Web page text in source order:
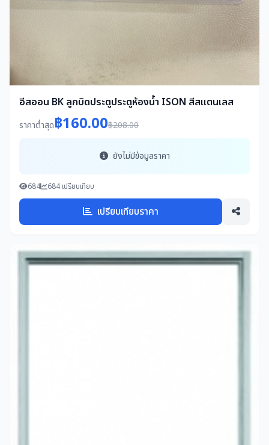
อีสออน BK ลูกบิดประตูประตูห้องน้ำ ISON สีสแตนเลส
ราคาต่ำสุด฿160.00฿208.00
ยังไม่มีข้อมูลราคา
684 684 เปรียบเทียบ
เปรียบเทียบราคา